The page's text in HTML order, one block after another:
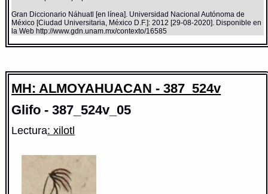
Gran Diccionario Náhuatl [en línea]. Universidad Nacional Autónoma de
México [Ciudad Universitaria, México D.F.]: 2012 [29-08-2020]. Disponible en
la Web http://www.gdn.unam.mx/contexto/16585
MH: ALMOYAHUACAN - 387_524v
Glifo - 387_524v_05
Lectura: xilotl